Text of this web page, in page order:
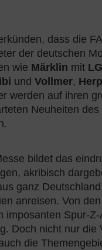
dass die
der deutschen
wie Märklin mit
und Vollmer,
werden auf ihren
Neuheiten
bildet das
akribisch
ganz
anreisen. Von
imposanten Spur-
Doch nicht nur die
die